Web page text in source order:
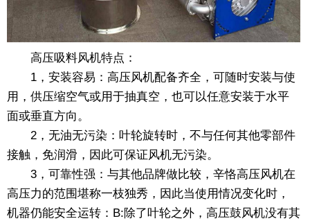
高压吸料风机特点：
1，安装容易：高压风机配备齐全，可随时安装与使
用，供压缩空气或用于抽真空，也可以任意安装于水平
面或垂直方向。
2，无油无污染：叶轮旋转时，不与任何其他零部件
接触，免润滑，因此可保证风机无污染。
3，可靠性强：与其他品牌做比较，辛恪高压风机在
高压力的范围堪称一枝独秀，因此当使用情况变化时，
机器仍能安全运转：B:除了叶轮之外，高压鼓风机没有其